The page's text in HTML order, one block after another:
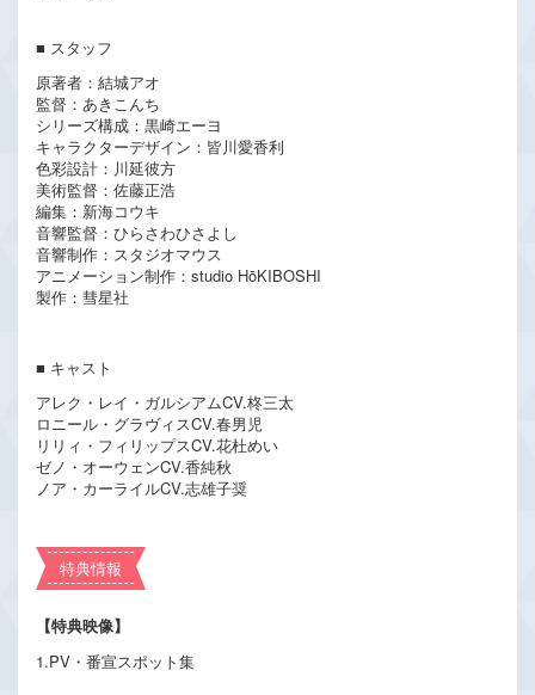
■ スタッフ
原著者：結城アオ
監督：あきこんち
シリーズ構成：黒崎エーヨ
キャラクターデザイン：皆川愛香利
色彩設計：川延彼方
美術監督：佐藤正浩
編集：新海コウキ
音響監督：ひらさわひさよし
音響制作：スタジオマウス
アニメーション制作：studio HōKIBOSHI
製作：彗星社
■ キャスト
アレク・レイ・ガルシアムCV.柊三太
ロニール・グラヴィスCV.春男児
リリィ・フィリップスCV.花杜めい
ゼノ・オーウェンCV.香純秋
ノア・カーライルCV.志雄子奨
特典情報
【特典映像】
1.PV・番宣スポット集